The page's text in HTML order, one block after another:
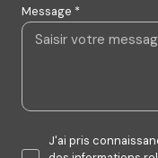
Message *
J'ai pris